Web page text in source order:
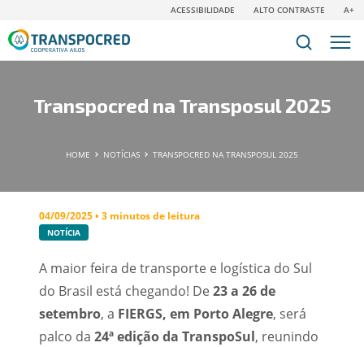
ACESSIBILIDADE ALTO CONTRASTE A+
Transpocred na Transposul 2025
HOME NOTÍCIAS TRANSPOCRED NA TRANSPOSUL 2025
04/09/2025 • 3 minutos de leitura
NOTÍCIA
A maior feira de transporte e logística do Sul
do Brasil está chegando! De 23 a 26 de
setembro, a FIERGS, em Porto Alegre, será
palco da 24ª edição da TranspoSul, reunindo